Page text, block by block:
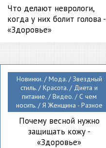
Что делают неврологи,
когда у них болит голова -
«Здоровье»
Новинки. / Мода. / Звездный
стиль. / Красота. / Диета и
питание. / Видео. / С чем
носить. / Я Женщина - Разное
Почему весной нужно
защищать кожу -
«Здоровье»